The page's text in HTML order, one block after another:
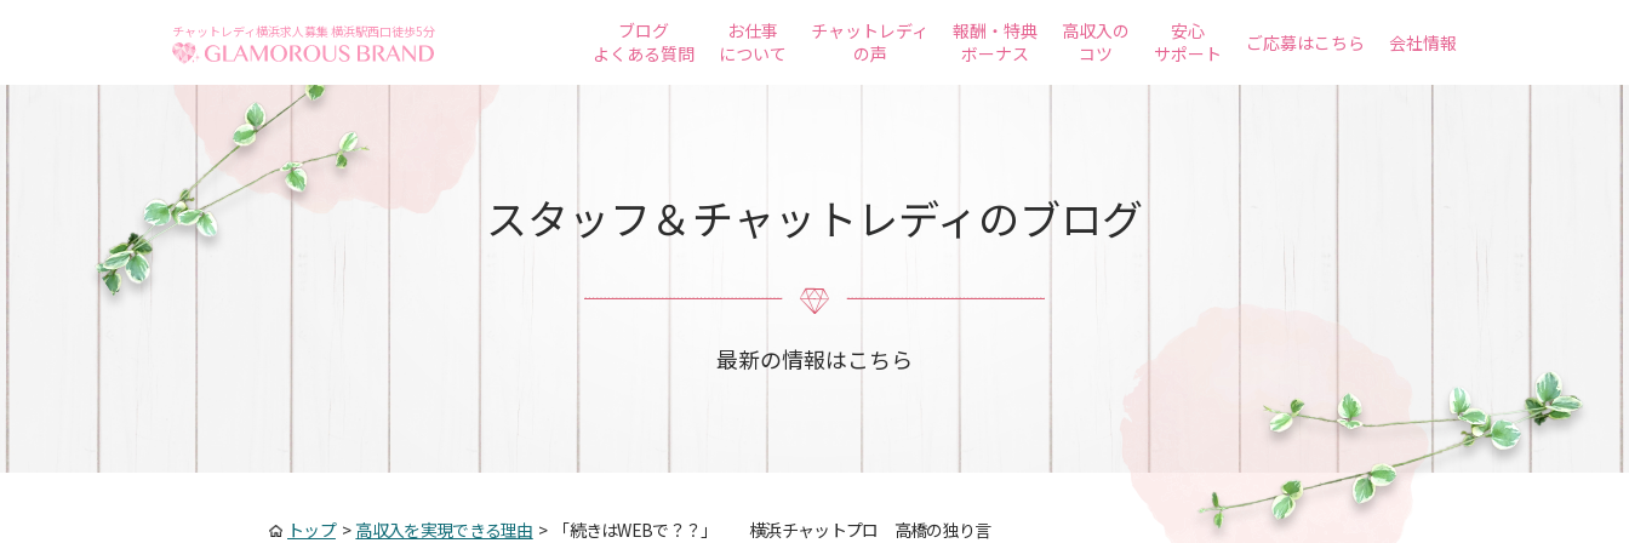
チャットレディ横浜求人募集 横浜駅西口徒歩5分
ブログ
よくある質問
お仕事
について
チャットレディ
の声
報酬・特典
ボーナス
高収入の
コツ
安心
サポート
ご応募はこちら 会社情報
スタッフ＆チャットレディのブログ
最新の情報はこちら
トップ> 高収入を実現できる理由 > 「続きはWEBで？？」 横浜チャットプロ 高橋の独り言